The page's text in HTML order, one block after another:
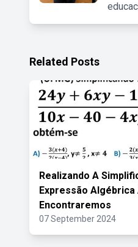
Related Posts
Realizando A
Expressão Algébrica
Encontraremos
07 September 2024